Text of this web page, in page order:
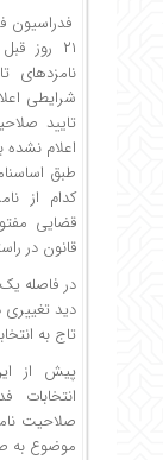
فدراسیون
۲۱ روز
نامزد‌های
شرایطی
تایید
اعلام نشده
طبق
کدام از
قضایی
قانون در
در فاصله
دید
تاج به
پیش از
انتخابات
صلاحیت
موضوع به